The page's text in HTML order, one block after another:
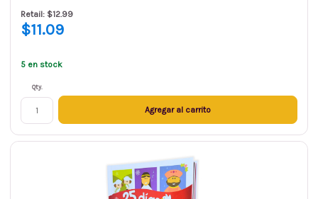
Retail: $12.99
$11.09
5 en stock
Qty.
Agregar al carrito